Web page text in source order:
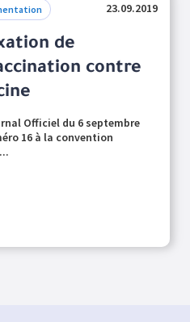
23.09.2019
de
contre
Officiel du 6 septembre
16 à la convention